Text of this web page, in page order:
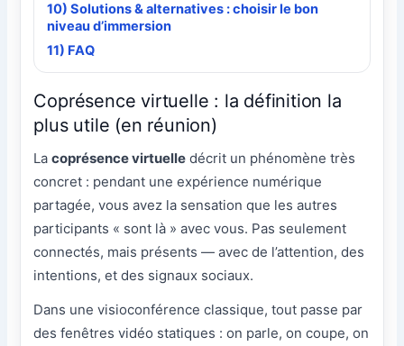
10) Solutions & alternatives : choisir le bon
niveau d’immersion
11) FAQ
Coprésence virtuelle : la définition la
plus utile (en réunion)
Lacoprésence virtuelle décrit un phénomène très
concret : pendant une expérience numérique
partagée, vous avez la sensation que les autres
participants « sont là » avec vous. Pas seulement
connectés, mais présents — avec de l’attention, des
intentions, et des signaux sociaux.
Dans une visioconférence classique, tout passe par
des fenêtres vidéo statiques : on parle, on coupe, on